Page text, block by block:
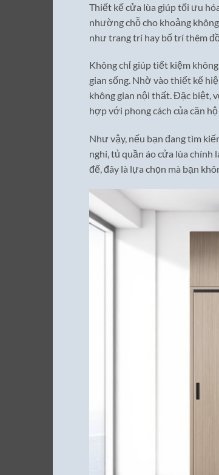
Thiết kế cửa lùa giúp tối ưu
nhường chỗ cho khoảng
như trang trí hay bố trí thêm
Không chỉ giúp tiết kiệm
gian sống. Nhờ vào thiết kế
không gian nội thất. Đặc biệt,
hợp với phong cách của căn
Như vậy, nếu bạn đang tìm
nghi, tủ quần áo cửa lùa
để, đây là lựa chọn mà bạn